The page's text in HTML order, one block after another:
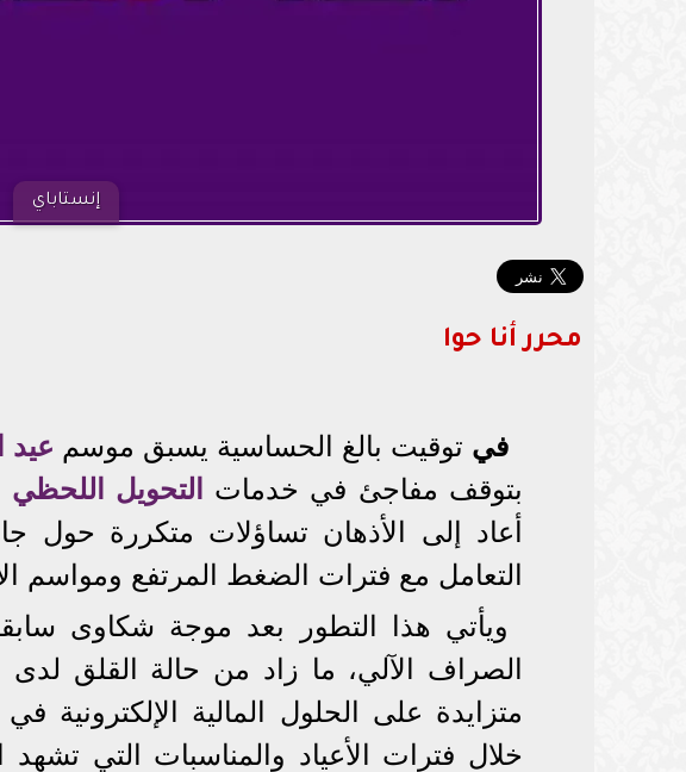
إنستاباي
محرر أنا حوا
في توقيت بالغ الحساسية يسبق موسم عيد
بتوقف مفاجئ في خدمات
التحويل اللحظي
أعاد إلى الأذهان تساؤلات متكررة حول
التعامل مع فترات الضغط المرتفع ومواسم
ويأتي هذا التطور بعد موجة شكاوى
الصراف الآلي، ما زاد من حالة القلق
متزايدة على الحلول المالية الإلكترونية
خلال فترات الأعياد والمناسبات التي تشهد